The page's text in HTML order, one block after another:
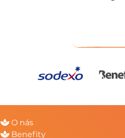
O nás
Benefity